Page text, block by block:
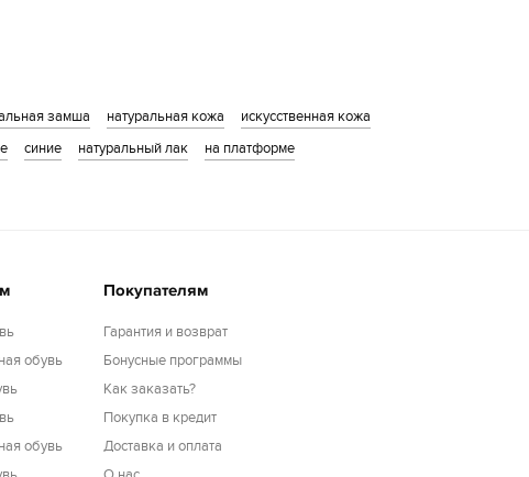
замша натуральная кожа
искусственная кожа
синие натуральный лак на платформе
обувь
обувь
Покупателям
Гарантия и возврат
Бонусные программы
Как заказать?
Покупка в кредит
Доставка и оплата